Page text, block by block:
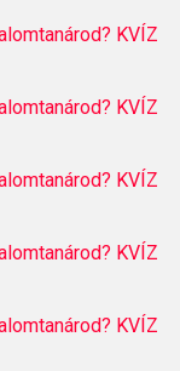
KVÍZ
KVÍZ
KVÍZ
KVÍZ
KVÍZ